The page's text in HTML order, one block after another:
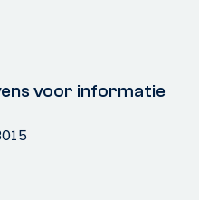
voor informatie